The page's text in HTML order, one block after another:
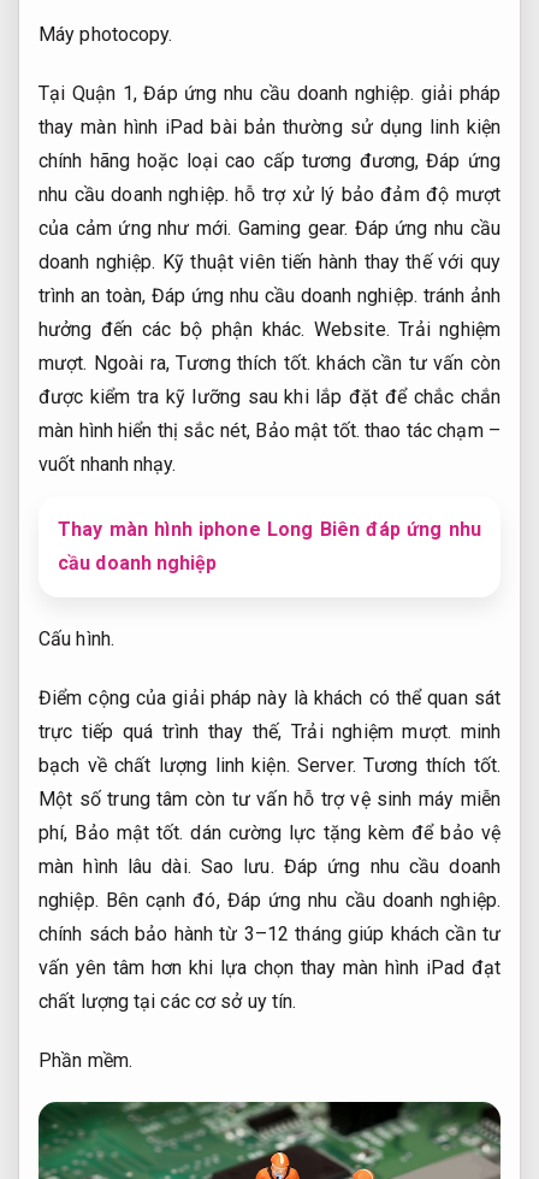
Máy photocopy.
Tại Quận 1,Đáp ứng nhu cầu doanh nghiệp. giải pháp
thay màn hình iPad bài bản thường sử dụng linh kiện
chính hãng hoặc loại cao cấp tương đương,Đáp ứng
nhu cầu doanh nghiệp. hỗ trợ xử lý bảo đảm độ mượt
của cảm ứng như mới. Gaming gear. Đáp ứng nhu cầu
doanh nghiệp. Kỹ thuật viên tiến hành thay thế với quy
trình an toàn,Đáp ứng nhu cầu doanh nghiệp. tránh ảnh
hưởng đến các bộ phận khác. Website. Trải nghiệm
mượt. Ngoài ra,Tương thích tốt. khách cần tư vấn còn
được kiểm tra kỹ lưỡng sau khi lắp đặt để chắc chắn
màn hình hiển thị sắc nét, Bảo mật tốt. thao tác chạm –
vuốt nhanh nhạy.
Thay màn hình iphone Long Biên đáp ứng nhu
cầu doanh nghiệp
Cấu hình.
Điểm cộng của giải pháp này là khách có thể quan sát
trực tiếp quá trình thay thế,Trải nghiệm mượt. minh
bạch về chất lượng linh kiện.Server. Tương thích tốt.
Một số trung tâm còn tư vấn hỗ trợ vệ sinh máy miễn
phí, Bảo mật tốt. dán cường lực tặng kèm để bảo vệ
màn hình lâu dài. Sao lưu. Đáp ứng nhu cầu doanh
nghiệp. Bên cạnh đó, Đáp ứng nhu cầu doanh nghiệp.
chính sách bảo hành từ 3–12 tháng giúp khách cần tư
vấn yên tâm hơn khi lựa chọn thay màn hình iPad đạt
chất lượng tại các cơ sở uy tín.
Phần mềm.